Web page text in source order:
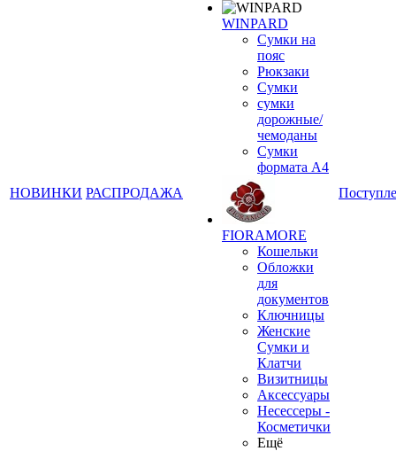
НОВИНКИ РАСПРОДАЖА
WINPARD
Сумки на
пояс
Рюкзаки
Сумки
сумки
дорожные/
чемоданы
Сумки
формата А4
FIORAMORE
Кошельки
Обложки
для
документов
Ключницы
Женские
Сумки и
Клатчи
Визитницы
Аксессуары
Несессеры -
Косметички
Ещё